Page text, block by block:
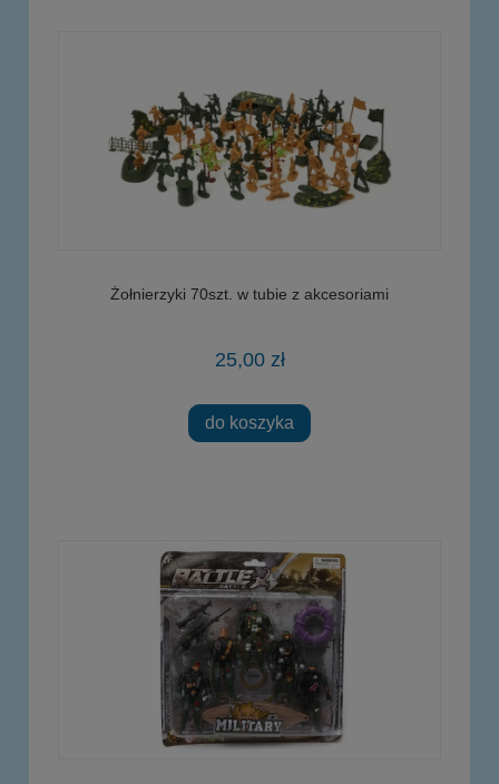
Żołnierzyki 70szt. w tubie z akcesoriami
25,00 zł
do koszyka